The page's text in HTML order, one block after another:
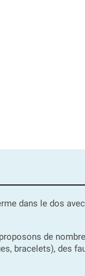
dans le dos
de
bracelets), des